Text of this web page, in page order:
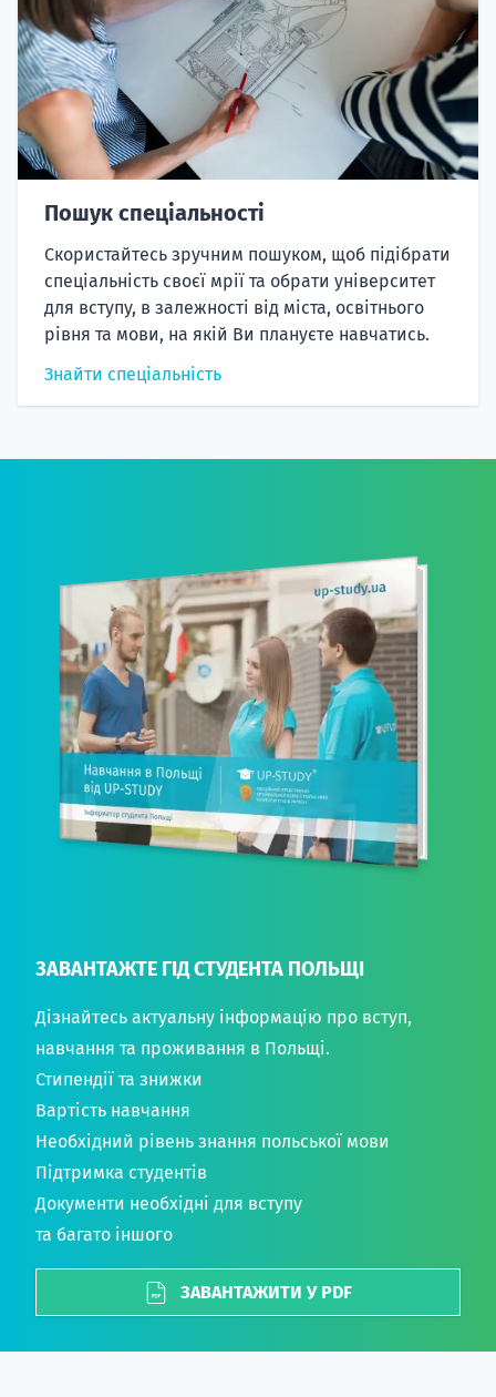
Пошук спеціальності
Скористайтесь зручним пошуком, щоб підібрати
спеціальність своєї мрії та обрати університет
для вступу, в залежності від міста, освітнього
рівня та мови, на якій Ви плануєте навчатись.
Знайти спеціальність
ЗАВАНТАЖТЕ ГІД СТУДЕНТА ПОЛЬЩІ
Дізнайтесь актуальну інформацію про вступ,
навчання та проживання в Польщі.
Стипендії та знижки
Вартість навчання
Необхідний рівень знання польської мови
Підтримка студентів
Документи необхідні для вступу
та багато іншого
ЗАВАНТАЖИТИ У PDF